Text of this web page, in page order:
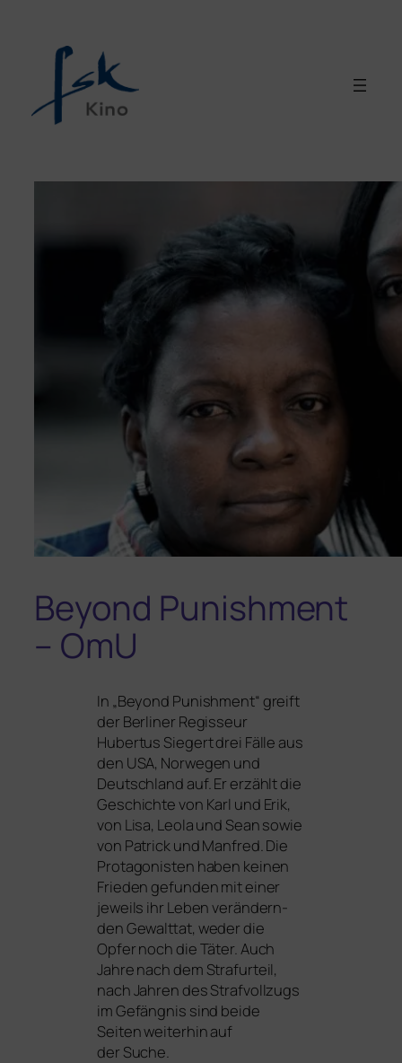
Beyond Punishment
– OmU
In „Beyond Punishment“ greift
der Berliner Regisseur
Hubertus Siegert drei Fälle aus
den USA, Norwegen und
Deutschland auf. Er erzählt die
Geschichte von Karl und Erik,
von Lisa, Leola und Sean sowie
von Patrick und Manfred. Die
Protagonisten haben kei­nen
Frieden gefun­den mit einer
jeweils ihr Leben ver­än­dern­
den Gewalttat, weder die
Opfer noch die Täter. Auch
Jahre nach dem Strafurteil,
nach Jahren des Strafvollzugs
im Gefängnis sind bei­de
Seiten wei­ter­hin auf
der Suche.